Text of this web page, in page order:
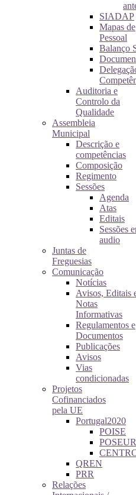
SIADAP
Mapas de
Pessoal
Balanço
Auditoria e
Controlo da
Qualidade
Assembleia
Municipal
Descrição e
competências
Composição
Regimento
Sessões
Agenda
Atas
Editais
Sessões
audio
Juntas de
Freguesias
Comunicação
Notícias
Avisos, Editais
Notas
Informativas
Regulamentos e
Documentos
Publicações
Avisos
Vias
condicionadas
Projetos
Cofinanciados
pela UE
Portugal2020
POISE
POSEUR
QREN
PRR
Relações